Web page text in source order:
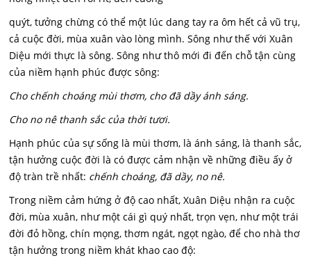
quýt, tưởng chừng có thể một lúc dang tay ra ôm hết cả vũ trụ,
cả cuộc đời, mùa xuân vào lòng mình. Sông như thế với Xuân
Diệu mới thực là sông. Sông như thô mới đi đến chỗ tận cùng
của niềm hạnh phúc được sông:
Cho chếnh choáng mùi thơm, cho đã dầy ánh sáng.
Cho no nê thanh sắc của thời tươi.
Hạnh phúc của sự sống là mùi thơm, là ánh sáng, là thanh sắc,
tận hưởng cuộc đời là có được cảm nhận về những điều ấy ở
độ tràn trề nhất: chếnh choáng, đã dầy, no nê.
Trong niềm cảm hứng ở độ cao nhất, Xuân Diệu nhận ra cuộc
đời, mùa xuân, như một cái gì quý nhất, trọn vẹn, như một trái
đời đỏ hồng, chín mọng, thơm ngát, ngọt ngào, để cho nhà thơ
tận hưởng trong niềm khát khao cao độ: